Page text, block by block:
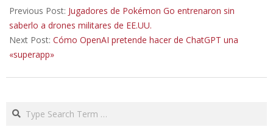
06-
10
Previous Post: Jugadores de Pokémon Go entrenaron sin
saberlo a drones militares de EE.UU.
Next Post: Cómo OpenAI pretende hacer de ChatGPT una
«superapp»
Search